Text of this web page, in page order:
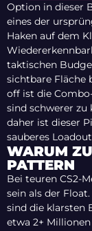
Option in dieser
eines der
Haken auf dem
taktischen
sichtbare Fläche
off ist die
sind schwerer zu
daher ist dieser
sauberes
WARUM
PATTERN
Bei teuren CS2-
sein als der
sind die klarsten
etwa 2+